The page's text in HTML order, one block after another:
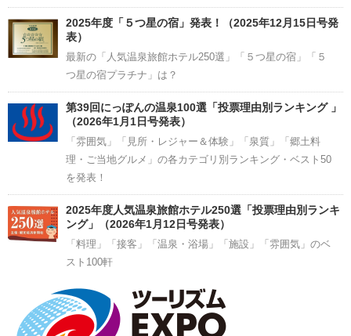
2025年度「５つ星の宿」発表！（2025年12月15日号発
表）
最新の「人気温泉旅館ホテル250選」「５つ星の宿」「５
つ星の宿プラチナ」は？
第39回にっぽんの温泉100選「投票理由別ランキング 」
（2026年1月1日号発表）
「雰囲気」「見所・レジャー＆体験」「泉質」「郷土料
理・ご当地グルメ」の各カテゴリ別ランキング・ベスト50
を発表！
2025年度人気温泉旅館ホテル250選「投票理由別ランキ
ング」（2026年1月12日号発表）
「料理」「接客」「温泉・浴場」「施設」「雰囲気」のベ
スト100軒